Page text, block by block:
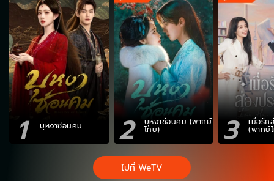
1 บุหงาซ่อนคม 2 บุหงาซ่อนคม (พากย์
ไทย) 3 เมื่อรัก
(พากย์
ไปที่ WeTV